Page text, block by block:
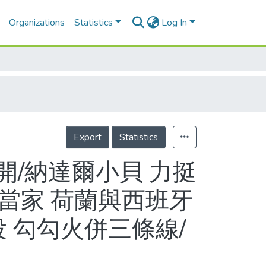
Organizations Statistics Log In
Export Statistics
/納達爾小貝 力挺
家 荷蘭與西班牙
勾勾火併三條線/